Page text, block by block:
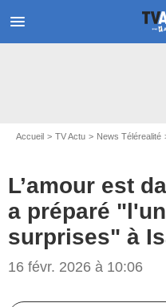
menu
Accueil TV Actu News Télérealité
L’amour est
a préparé
surprises" à
16 févr. 2026 à 10:06